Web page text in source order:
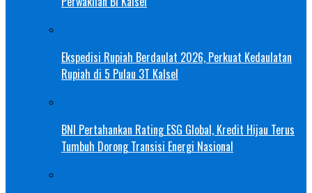
Ekspedisi Rupiah Berdaulat 2026, Perkuat Kedaulatan
Rupiah di 5 Pulau 3T Kalsel
BNI Pertahankan Rating ESG Global, Kredit Hijau Terus
Tumbuh Dorong Transisi Energi Nasional